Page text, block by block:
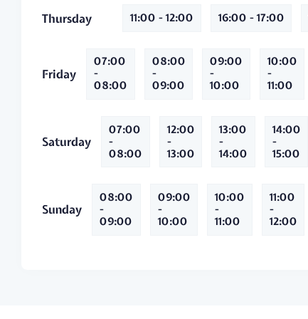
Thursday 11:00 - 12:00 16:00 - 17:00
Friday
07:00
-
08:00
08:00
-
09:00
09:00
-
10:00
10:00
-
11:00
Saturday
07:00
-
08:00
12:00
-
13:00
13:00
-
14:00
14:00
-
15:00
Sunday
08:00
-
09:00
09:00
-
10:00
10:00
-
11:00
11:00
-
12:00